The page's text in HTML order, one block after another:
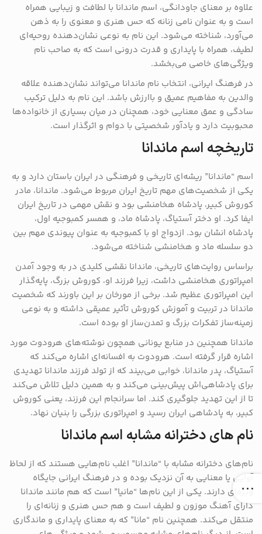
علاوه بر معنای جاودانگی، اسم ماندانا با لطافت و زیبایی همراه
است و به عنوان نامی زنانه که حس هنری و معنوی را به ذهن
می‌آورد، شناخته می‌شود. این نام به نوعی نشان‌دهنده روحیه‌ای
لطیف، همراه با پایداری و قدرت درونی است که به صاحب نام
ویژگی‌های خاصی می‌بخشد.
در فرهنگ ایرانی، انتخاب نام ماندانا می‌تواند نشان‌دهنده علاقه
والدین به مفاهیم عمیق و باارزش باشد. این نام به دلیل ترکیب
سادگی و عمق معنایی خود، همچنان در میان بسیاری از خانواده‌ها
محبوبیت دارد و یادآور شخصیتی با دوام و اثرگذار است.
تاریخچه اسم ماندانا
اسم “ماندانا” ریشه‌ای تاریخی و فرهنگی در ایران باستان دارد و به
یکی از شخصیت‌های مهم تاریخ ایران مربوط می‌شود. ماندانا، مادر
کوروش کبیر، پادشاه هخامنشی بود و نقش مهمی در تاریخ ایران
ایفا کرد. او دختر آستیاگ، پادشاه ماد، و همسر کمبوجیه اول،
پادشاه انشان بود. ازدواج او با کمبوجیه به عنوان پیوندی مهم بین
دو سلسله ماد و هخامنشی شناخته می‌شود.
براساس روایت‌های تاریخی، ماندانا نقشی کلیدی در به وجود آمدن
امپراتوری هخامنشی داشت، زیرا فرزند او، کوروش بزرگ، پایه‌گذار
این امپراتوری عظیم شد. برخی از مورخان بر این باورند که شخصیت
ماندانا در تربیت و آموزش کوروش تأثیر عمیقی داشته و به نوعی
زمینه‌ساز تفکرات بزرگ و تمدن‌ساز او بوده است.
ماندانا همچنین در منابع یونانی همچون نوشته‌های هرودوت مورد
اشاره قرار گرفته است. هرودوت به افسانه‌ای اشاره می‌کند که
آستیاگ، پدر ماندانا، خوابی می‌بیند که از تولد فرزند ماندانا تهدیدی
برای پادشاهی‌اش پیش‌بینی می‌کند و به همین دلیل تلاش می‌کند
تا از این تهدید جلوگیری کند. اما سرانجام این فرزند، یعنی کوروش
کبیر، به پادشاهی ایران رسید و امپراتوری بزرگی را بنیان نهاد.
نام های دخترانه مشابه اسم ماندانا
نام‌های دخترانه مشابه با “ماندانا” اغلب نام‌هایی هستند که از لحاظ
آوایی یا معنایی به آن نزدیک بوده و در فرهنگ ایرانی جایگاه
ویژه‌ای دارند. یکی از این نام‌ها “مانیا” است که هم مانند ماندانا
دارای آهنگ موزون و لطیف است و هم حس هنری و زنانه‌ای را
منتقل می‌کند. همچنین نام “مانا” که به معنای پایداری و ماندگاری